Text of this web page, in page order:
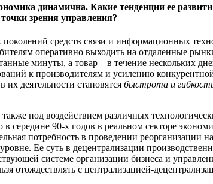
динамична. Какие тенденции ее
зрения управления?
средств связи и информационных
оперативно выходить на отдаленные
минуты, а товар – в течение нескольких
к производителям и усилению
деятельности становятся быстрота и
под воздействием различных
середине 90-х годов в реальном секторе
потребность в проведении реорганизации на
Ее суть в децентрализации
системе организации бизнеса и
отождествлять с централизацией-